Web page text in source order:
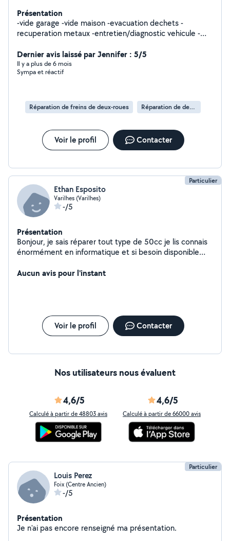
Présentation
-vide garage -vide maison -evacuation dechets -
recuperation metaux -entretien/diagnostic vehicule -
véhicule -etc
Dernier avis laissé par Jennifer : 5/5
Il y a plus de 6 mois
Sympa et réactif
Réparation de freins de deux-roues Réparation de deux-roues
Voir le profil Contacter
Particulier
Ethan Esposito
Varilhes (Varilhes)
-/5
Présentation
Bonjour, je sais réparer tout type de 50cc je lis connais
énormément en informatique et si besoin disponible
Aucun avis pour l'instant
Voir le profil Contacter
Nos utilisateurs nous évaluent
4,6/5
Calculé à partir de 48803 avis
4,6/5
Calculé à partir de 66000 avis
Particulier
Louis Perez
Foix (Centre Ancien)
-/5
Présentation
Je n'ai pas encore renseigné ma présentation.